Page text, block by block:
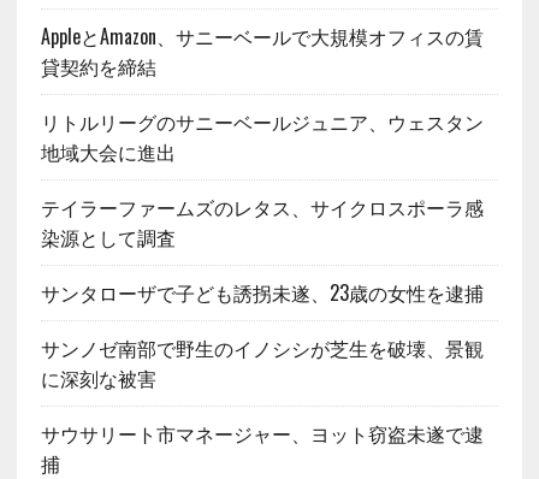
AppleとAmazon、サニーベールで大規模オフィスの賃
貸契約を締結
リトルリーグのサニーベールジュニア、ウェスタン
地域大会に進出
テイラーファームズのレタス、サイクロスポーラ感
染源として調査
サンタローザで子ども誘拐未遂、23歳の女性を逮捕
サンノゼ南部で野生のイノシシが芝生を破壊、景観
に深刻な被害
サウサリート市マネージャー、ヨット窃盗未遂で逮
捕